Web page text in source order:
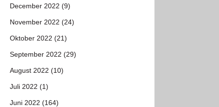
December 2022 (9)
November 2022 (24)
Oktober 2022 (21)
September 2022 (29)
August 2022 (10)
Juli 2022 (1)
Juni 2022 (164)